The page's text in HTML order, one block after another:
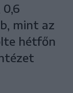
mint az
hétfőn